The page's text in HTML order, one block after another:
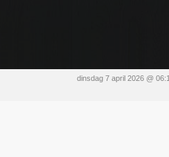
dinsdag 7 april 2026 @